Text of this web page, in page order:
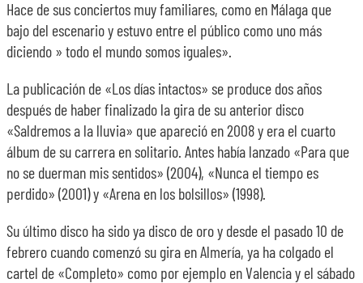
Hace de sus conciertos muy familiares, como en Málaga que
bajo del escenario y estuvo entre el público como uno más
diciendo » todo el mundo somos iguales».
La publicación de «Los días intactos» se produce dos años
después de haber finalizado la gira de su anterior disco
«Saldremos a la lluvia» que apareció en 2008 y era el cuarto
álbum de su carrera en solitario. Antes había lanzado «Para que
no se duerman mis sentidos» (2004), «Nunca el tiempo es
perdido» (2001) y «Arena en los bolsillos» (1998).
Su último disco ha sido ya disco de oro y desde el pasado 10 de
febrero cuando comenzó su gira en Almería, ya ha colgado el
cartel de «Completo» como por ejemplo en Valencia y el sábado